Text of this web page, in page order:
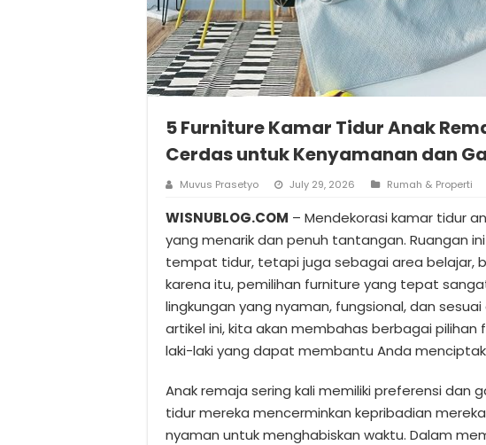
5 Furniture Kamar Tidur Anak
Cerdas untuk Kenyamanan dan
Muvus Prasetyo July 29, 2026 Rumah & Properti
WISNUBLOG.COM – Mendekorasi kamar tidur
yang menarik dan penuh tantangan. Ruangan
tempat tidur, tetapi juga sebagai area belajar,
karena itu, pemilihan furniture yang tepat
lingkungan yang nyaman, fungsional, dan
artikel ini, kita akan membahas berbagai
laki-laki yang dapat membantu Anda
Anak remaja sering kali memiliki preferensi dan
tidur mereka mencerminkan kepribadian
nyaman untuk menghabiskan waktu. Dalam